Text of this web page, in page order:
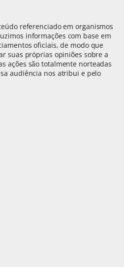
referenciado em organismos
informações com base em
oficiais, de modo que
suas próprias opiniões sobre a
ações são totalmente norteadas
audiência nos atribui e pelo